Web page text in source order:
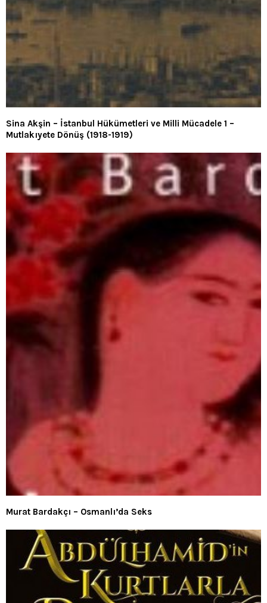
Sina Akşin – İstanbul Hükümetleri ve Milli Mücadele 1 –
Mutlakıyete Dönüş (1918-1919)
Murat Bardakçı – Osmanlı’da Seks